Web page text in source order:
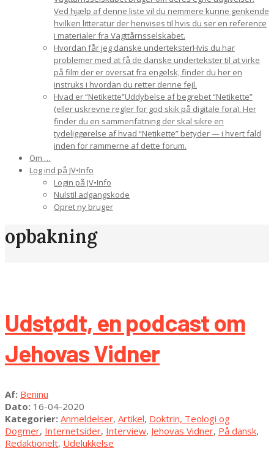
Ved hjælp af denne liste vil du nemmere kunne genkende
hvilken litteratur der henvises til hvis du ser en reference
i materialer fra Vagttårnsselskabet.
Hvordan får jeg danske underteksterHvis du har
problemer med at få de danske undertekster til at virke
på film der er oversat fra engelsk, finder du her en
instruks i hvordan du retter denne fejl.
Hvad er “Netikette”Uddybelse af begrebet “Netikette”
(eller uskrevne regler for god skik på digitale fora). Her
finder du en sammenfatning der skal sikre en
tydeliggørelse af hvad “Netikette” betyder — i hvert fald
inden for rammerne af dette forum.
Om …
Log ind på JV•Info
Login på JV•Info
Nulstil adgangskode
Opret ny bruger
opbakning
Udstødt, en podcast om
Jehovas Vidner
2020-
04-
16
Af: Beninu
Dato: 16-04-2020
Kategorier: Anmeldelser, Artikel, Doktrin, Teologi og
Dogmer, Internetsider, Interview, Jehovas Vidner, På dansk,
Redaktionelt, Udelukkelse